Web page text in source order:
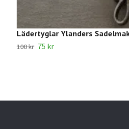
Lädertyglar Ylanders
100 kr 75 kr